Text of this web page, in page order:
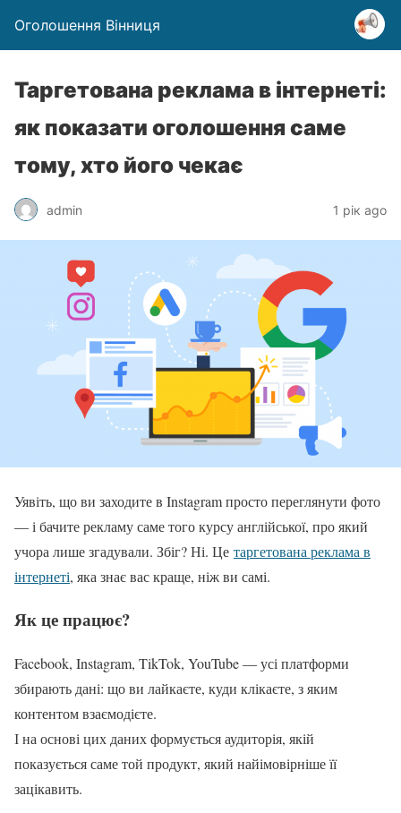
Оголошення Вінниця
Таргетована реклама в інтернеті:
як показати оголошення саме
тому, хто його чекає
admin 1 рік ago
Уявіть, що ви заходите в Instagram просто переглянути фото
— і бачите рекламу саме того курсу англійської, про який
учора лише згадували. Збіг? Ні. Це таргетована реклама в
інтернеті, яка знає вас краще, ніж ви самі.
Як це працює?
Facebook, Instagram, TikTok, YouTube — усі платформи
збирають дані: що ви лайкаєте, куди клікаєте, з яким
контентом взаємодієте.
І на основі цих даних формується аудиторія, якій
показується саме той продукт, який найімовірніше її
зацікавить.